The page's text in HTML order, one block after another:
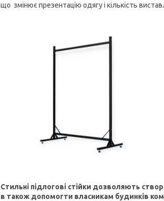
що змінює презентацію одягу і кількість
Стильні підлогові стійки дозволяють
в також допомогти власникам будинків